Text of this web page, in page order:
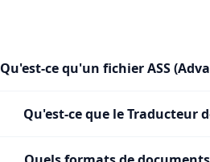
Qu'est-ce qu'un fichier ASS
Qu'est-ce que le Traducteur